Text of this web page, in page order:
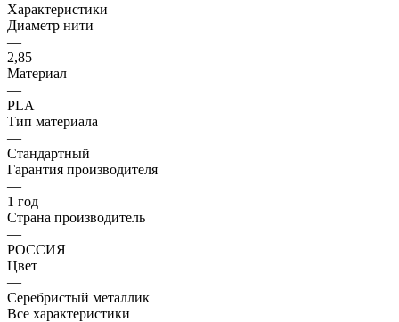
Характеристики
Диаметр нити
—
2,85
Материал
—
PLA
Тип материала
—
Стандартный
Гарантия производителя
—
1 год
Страна производитель
—
РОССИЯ
Цвет
—
Серебристый металлик
Все характеристики